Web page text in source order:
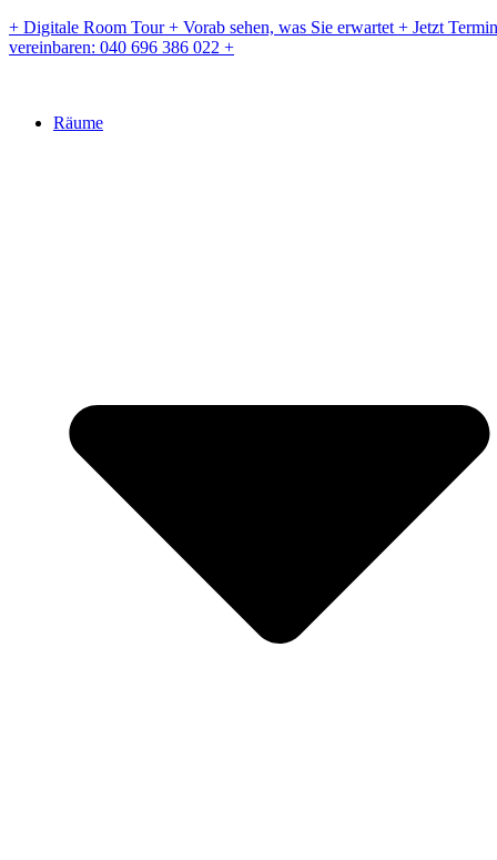
Zum
Inhalt
+ Digitale Room Tour + Vorab sehen, was Sie erwartet + Jetzt Termin
vereinbaren: 040 696 386 022 +
Räume